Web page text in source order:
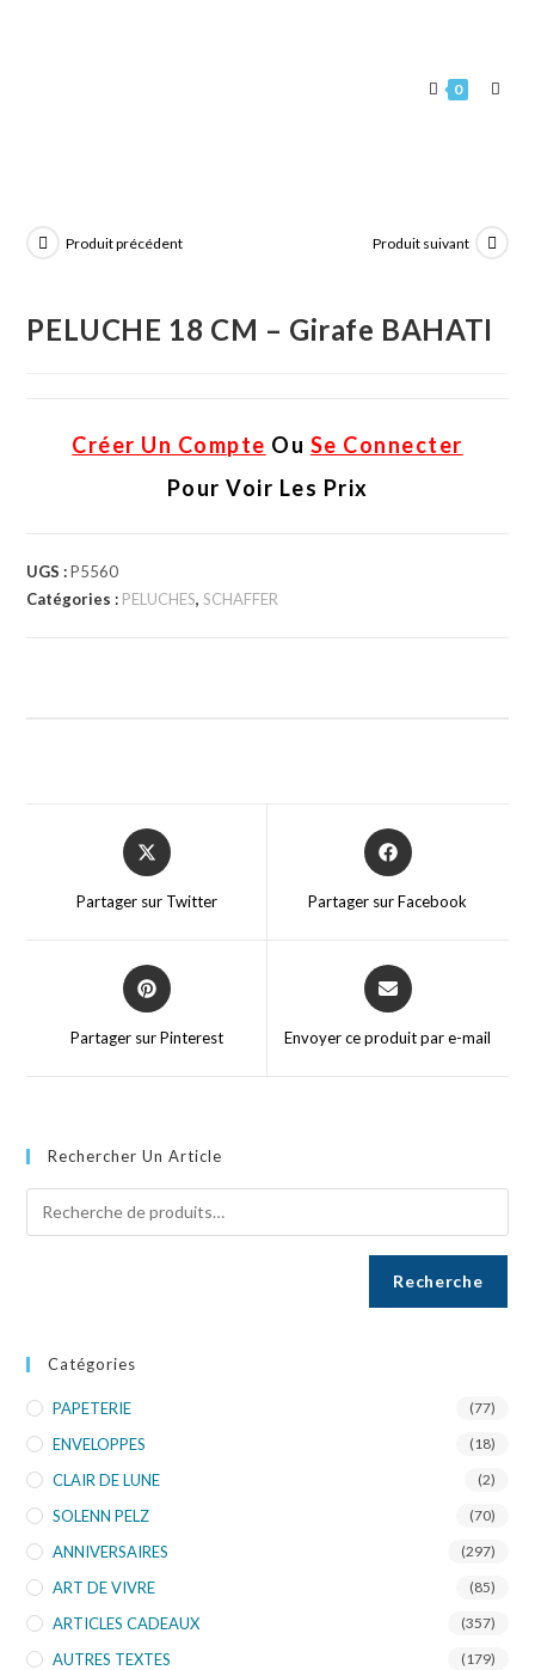
0
Produit précédent Produit suivant
PELUCHE 18 CM – Girafe BAHATI
Créer Un Compte Ou Se Connecter
Pour Voir Les Prix
UGS :P5560
Catégories : PELUCHES,SCHAFFER
Partager sur Twitter Partager sur Facebook
Partager sur Pinterest Envoyer ce produit par e-mail
Rechercher Un Article
Recherche
Catégories
PAPETERIE (77)
ENVELOPPES (18)
CLAIR DE LUNE (2)
SOLENN PELZ (70)
ANNIVERSAIRES (297)
ART DE VIVRE (85)
ARTICLES CADEAUX (357)
AUTRES TEXTES (179)